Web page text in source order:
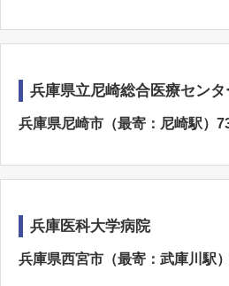
兵庫県立尼崎総合医療センタ
兵庫県尼崎市（最寄：尼崎駅）
兵庫医科大学病院
兵庫県西宮市（最寄：武庫川駅